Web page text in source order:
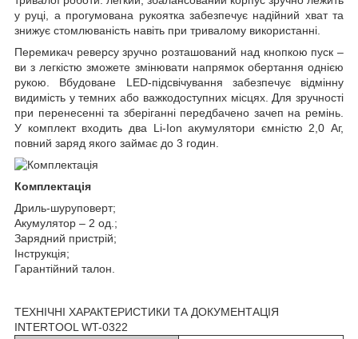
у руці, а прогумована рукоятка забезпечує надійний хват та
знижує стомлюваність навіть при тривалому використанні.
Перемикач реверсу зручно розташований над кнопкою пуск –
ви з легкістю зможете змінювати напрямок обертання однією
рукою. Вбудоване LED-підсвічування забезпечує відмінну
видимість у темних або важкодоступних місцях. Для зручності
при перенесенні та зберіганні передбачено зачеп на ремінь.
У комплект входить два Li-Ion акумулятори ємністю 2,0 Аг,
повний заряд якого займає до 3 годин.
Комплектація
Дриль-шуруповерт;
Акумулятор – 2 од.;
Зарядний пристрій;
Інструкція;
Гарантійний талон.
ТЕХНІЧНІ ХАРАКТЕРИСТИКИ ТА ДОКУМЕНТАЦІЯ
INTERTOOL WT-0322